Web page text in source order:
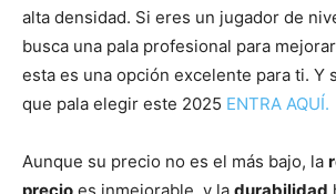
alta densidad. Si eres un jugador de
busca una pala profesional para
esta es una opción excelente para ti. Y
que pala elegir este 2025 ENTRA AQUÍ.
Aunque su precio no es el más bajo, la
precio es inmejorable, y la durabilidad